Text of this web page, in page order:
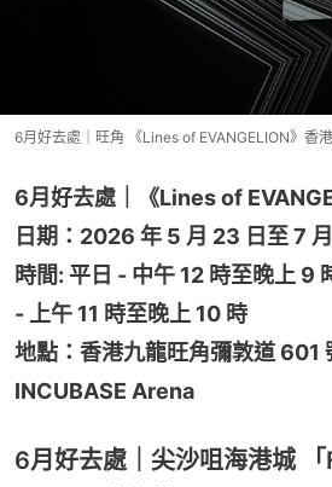
6月好去處｜旺角 《Lines of EVANGELION》香
6月好去處｜《Lines of
日期：2026 年 5 月 23 日至 7
時間: 平日 - 中午 12 時至晚上 9
- 上午 11 時至晚上 10 時
地點：香港九龍旺角彌敦道 601
INCUBASE Arena
6月好去處｜尖沙咀海港城 「